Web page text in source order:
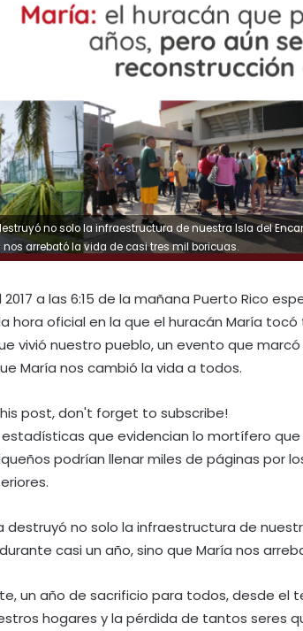
no solo la infraestructura de nuestra Isla del
arrebató la vida de casi tres mil boricuas.
a las 6:15 de la mañana Puerto Rico
hora oficial en la que el huracán María
vivió nuestro pueblo, un evento que
María nos cambió la vida a todos.
post, don't forget to subscribe!
que evidencian lo mortífero
podrían llenar miles de páginas por
no solo la infraestructura de
casi un año, sino que María nos
un año de sacrificio para todos, desde el
hogares y la pérdida de tantos seres